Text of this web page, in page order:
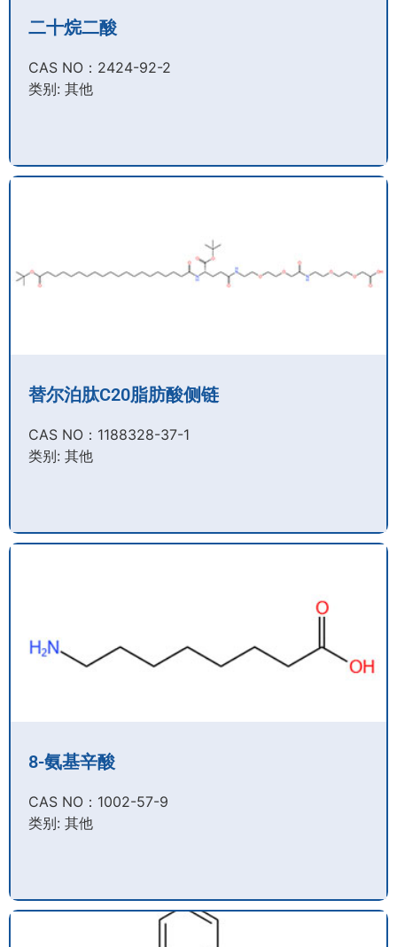
二十烷二酸
CAS NO：2424-92-2​
类别: 其他
替尔泊肽C20脂肪酸侧链
CAS NO：1188328-37-1
类别: 其他
8-氨基辛酸
CAS NO：1002-57-9​
类别: 其他